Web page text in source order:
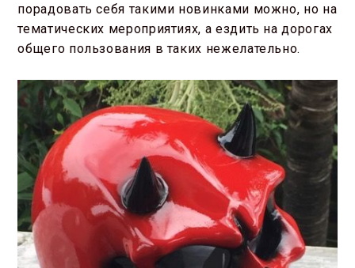
порадовать себя такими новинками можно, но на
тематических мероприятиях, а ездить на дорогах
общего пользования в таких нежелательно.